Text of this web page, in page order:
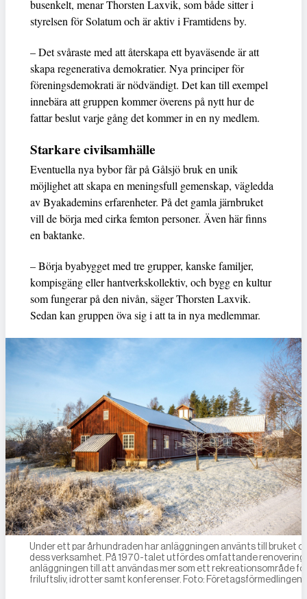
busenkelt, menar Thorsten Laxvik, som både sitter i
styrelsen för Solatum och är aktiv i Framtidens by.
– Det svåraste med att återskapa ett byaväsende är att
skapa regenerativa demokratier. Nya principer för
föreningsdemokrati är nödvändigt. Det kan till exempel
innebära att gruppen kommer överens på nytt hur de
fattar beslut varje gång det kommer in en ny medlem.
Starkare civilsamhälle
Eventuella nya bybor får på Gålsjö bruk en unik
möjlighet att skapa en meningsfull gemenskap, vägledda
av Byakademins erfarenheter. På det gamla järnbruket
vill de börja med cirka femton personer. Även här finns
en baktanke.
– Börja byabygget med tre grupper, kanske familjer,
kompisgäng eller hantverkskollektiv, och bygg en kultur
som fungerar på den nivån, säger Thorsten Laxvik.
Sedan kan gruppen öva sig i att ta in nya medlemmar.
Under ett par århundraden har anläggningen använts till bruket
dess verksamhet. På 1970-talet utfördes omfattande
anläggningen till att användas mer som ett rekreationsområde
friluftsliv, idrotter samt konferenser. Foto: Företagsförmedlingen